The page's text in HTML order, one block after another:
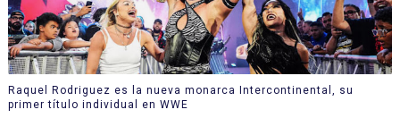
Raquel Rodriguez es la nueva monarca Intercontinental, su
primer título individual en WWE